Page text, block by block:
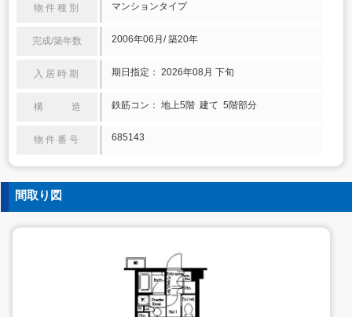
物件種別 マンションタイプ
完成/築年数 2006年06月/ 築20年
入居時期 期日指定： 2026年08月 下旬
構 造 鉄筋コン： 地上5階 建て 5階部分
物件番号 685143
間取り図